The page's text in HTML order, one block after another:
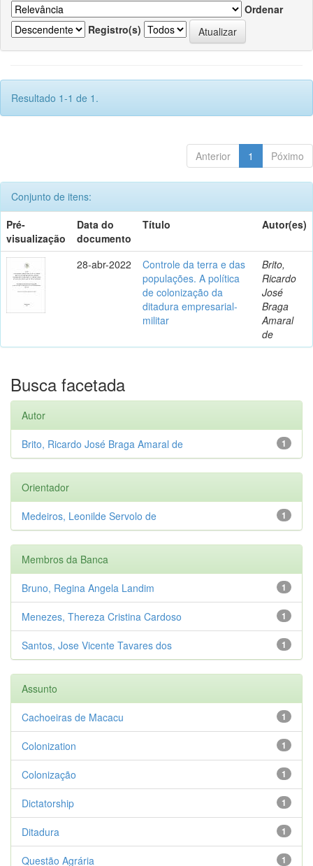
Ordenar
Registro(s)
Resultado 1-1 de 1.
Anterior 1 Póximo
Conjunto de itens:
Pré-
visualização
Data do
documento
Título Autor(es)
28-abr-2022
Controle da terra e das
populações. A política
de colonização da
ditadura empresarial-
militar
Brito,
Ricardo
José
Braga
Amaral
de
Busca facetada
Autor
1
Brito, Ricardo José Braga Amaral de
Orientador
1
Medeiros, Leonilde Servolo de
Membros da Banca
1
Bruno, Regina Angela Landim
1
Menezes, Thereza Cristina Cardoso
1
Santos, Jose Vicente Tavares dos
Assunto
1
Cachoeiras de Macacu
1
Colonization
1
Colonização
1
Dictatorship
1
Ditadura
1
Questão Agrária